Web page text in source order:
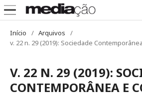
Início / Arquivos
/
v. 22 n. 29 (2019): Sociedade
V. 22 N. 29 (2019):
CONTEMPORÂNEA E